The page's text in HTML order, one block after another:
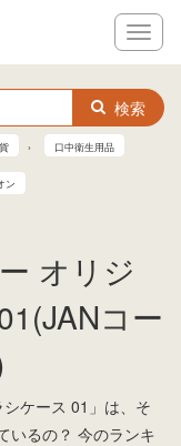
メ
ニ
ー
検索
口中衛生用品
ン
オリジ
コー
ケース 01」は、そ
いるの？ 今のランキ